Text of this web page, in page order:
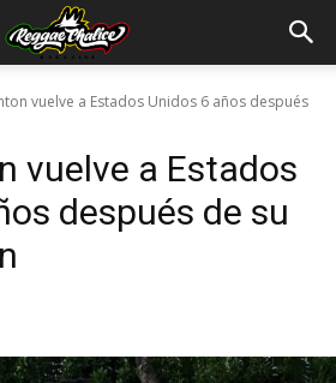
vuelve a Estados Unidos 6 años después
vuelve a Estados
después de su